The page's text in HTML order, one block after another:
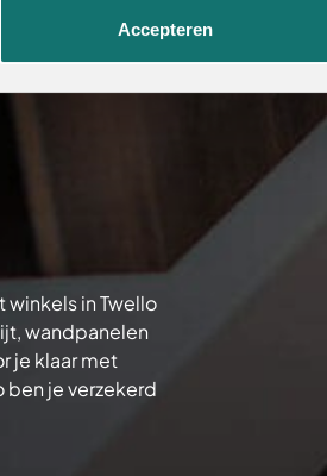
Accepteren
winkels in Twello
wandpanelen
je klaar met
ben je verzekerd